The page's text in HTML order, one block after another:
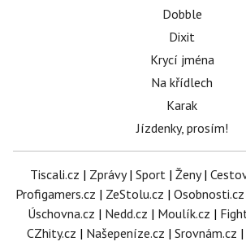
Dobble
Dixit
Krycí jména
Na křídlech
Karak
Jízdenky, prosím!
Tiscali.cz | Zprávy| Sport | Ženy|
Profigamers.cz | ZeStolu.cz | Osobnosti.cz
Úschovna.cz | Nedd.cz | Moulík.cz |
CZhity.cz | Našepeníze.cz | Srovnám.cz |